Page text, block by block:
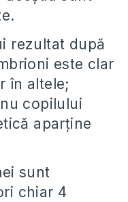
rezultat după
este clar
în altele;
copilului
aparţine
sunt
chiar 4